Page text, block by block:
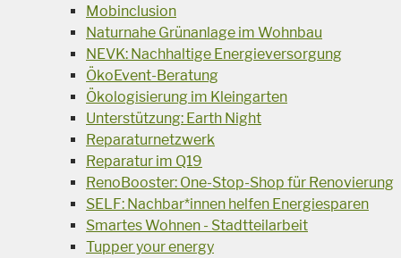
Mobinclusion
Naturnahe Grünanlage im Wohnbau
NEVK: Nachhaltige Energieversorgung
ÖkoEvent-Beratung
Ökologisierung im Kleingarten
Unterstützung: Earth Night
Reparaturnetzwerk
Reparatur im Q19
RenoBooster: One-Stop-Shop für Renovierung
SELF: Nachbar*innen helfen Energiesparen
Smartes Wohnen - Stadtteilarbeit
Tupper your energy